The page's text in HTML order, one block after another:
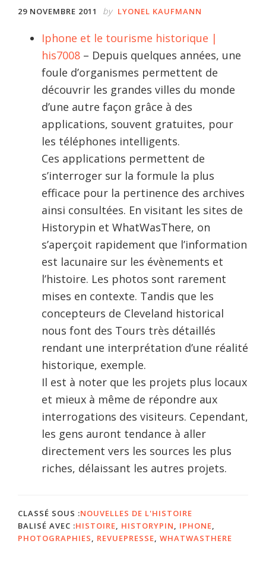
29 NOVEMBRE 2011 by LYONEL KAUFMANN
Iphone et le tourisme historique |
his7008 – Depuis quelques années, une
foule d’organismes permettent de
découvrir les grandes villes du monde
d’une autre façon grâce à des
applications, souvent gratuites, pour
les téléphones intelligents.
Ces applications permettent de
s’interroger sur la formule la plus
efficace pour la pertinence des archives
ainsi consultées. En visitant les sites de
Historypin et WhatWasThere, on
s’aperçoit rapidement que l’information
est lacunaire sur les évènements et
l’histoire. Les photos sont rarement
mises en contexte. Tandis que les
concepteurs de Cleveland historical
nous font des Tours très détaillés
rendant une interprétation d’une réalité
historique, exemple.
Il est à noter que les projets plus locaux
et mieux à même de répondre aux
interrogations des visiteurs. Cependant,
les gens auront tendance à aller
directement vers les sources les plus
riches, délaissant les autres projets.
CLASSÉ SOUS :NOUVELLES DE L'HISTOIRE
BALISÉ AVEC :HISTOIRE HISTORYPIN IPHONE
PHOTOGRAPHIES
REVUEPRESSE WHATWASTHERE